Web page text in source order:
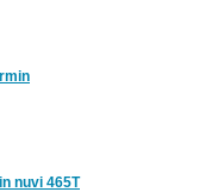
nuvi 465T